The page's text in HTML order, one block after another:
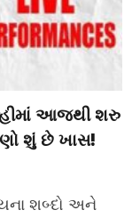
આજથી શરુ
શું છે ખાસ!
શબ્દો અને